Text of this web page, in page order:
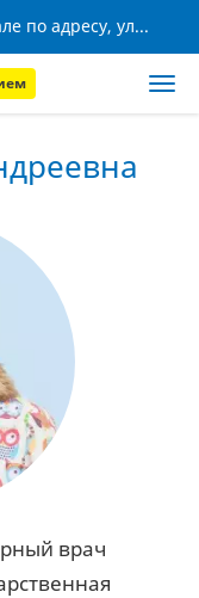
Будем рады вас видеть в новом филиале по адресу, ул. Кижеватова, 8!
врач